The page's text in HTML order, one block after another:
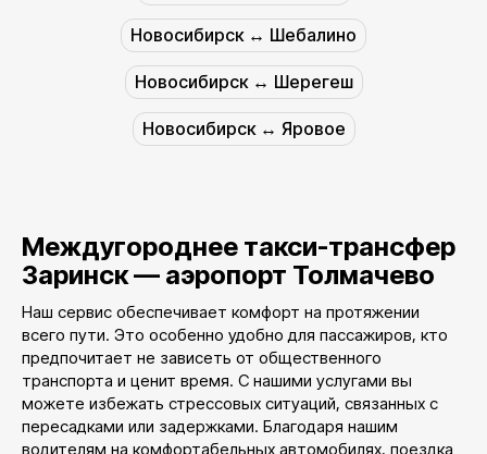
Новосибирск ↔︎ Шебалино
Новосибирск ↔︎ Шерегеш
Новосибирск ↔︎ Яровое
Междугороднее такси-трансфер
Заринск — аэропорт Толмачево
Наш сервис обеспечивает комфорт на протяжении
всего пути. Это особенно удобно для пассажиров, кто
предпочитает не зависеть от общественного
транспорта и ценит время. С нашими услугами вы
можете избежать стрессовых ситуаций, связанных с
пересадками или задержками. Благодаря нашим
водителям на комфортабельных автомобилях, поездка